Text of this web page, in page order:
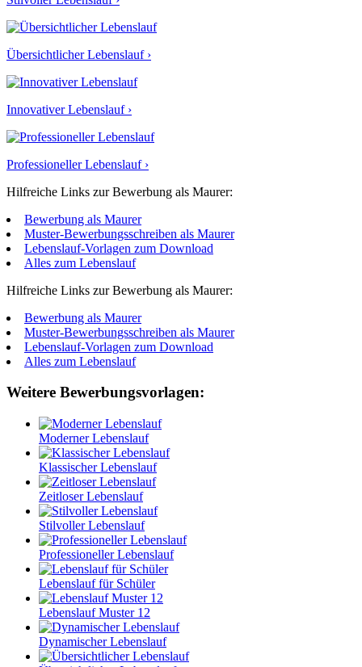
Übersichtlicher Lebenslauf ›
Innovativer Lebenslauf ›
Professioneller Lebenslauf ›
Hilfreiche Links zur Bewerbung als Maurer:
Bewerbung als Maurer
Muster-Bewerbungsschreiben als Maurer
Lebenslauf-Vorlagen zum Download
Alles zum Lebenslauf
Hilfreiche Links zur Bewerbung als Maurer:
Bewerbung als Maurer
Muster-Bewerbungsschreiben als Maurer
Lebenslauf-Vorlagen zum Download
Alles zum Lebenslauf
Weitere Bewerbungsvorlagen:
Moderner Lebenslauf
Klassischer Lebenslauf
Zeitloser Lebenslauf
Stilvoller Lebenslauf
Professioneller Lebenslauf
Lebenslauf für Schüler
Lebenslauf Muster 12
Dynamischer Lebenslauf